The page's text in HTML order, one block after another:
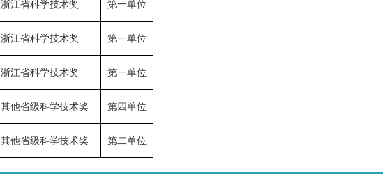
浙江省科学技术奖 第一单位
浙江省科学技术奖 第一单位
浙江省科学技术奖 第一单位
其他省级科学技术奖 第四单位
其他省级科学技术奖 第二单位